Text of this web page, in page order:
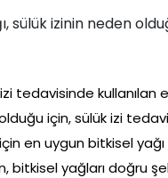
sülük izinin neden
tedavisinde
olduğu için, sülük izi
en uygun bitkisel
bitkisel yağları doğru